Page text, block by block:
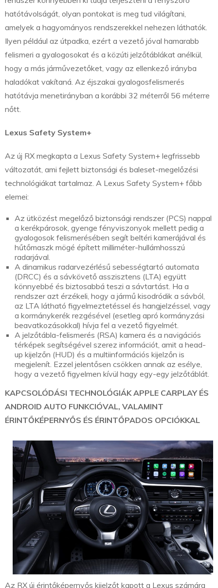
hatótávolságát, olyan pontokat is meg tud világítani,
amelyek a hagyományos rendszerekkel nehezen láthatók.
Ilyen például az útpadka, ezért a vezető jóval hamarabb
felismeri a gyalogosokat és a közúti jelzőtáblákat anélkül,
hogy a más járművezetőket, vagy az ellenkező irányba
haladókat vakítaná. Az éjszakai gyalogosfelismerés
hatótávja menetirányban a korábbi 32 méterről 56 méterre
nőtt.
Lexus Safety System+
Az új RX megkapta a Lexus Safety System+ legfrissebb
változatát, ami fejlett biztonsági és baleset-megelőzési
technológiákat tartalmaz. A Lexus Safety System+ főbb
elemei:
Az ütközést megelőző biztonsági rendszer (PCS) nappal
a kerékpárosok, gyenge fényviszonyok mellett pedig a
gyalogosok felismerésében segít beltéri kamerájával és
hűtőmaszk mögé épített milliméter-hullámhosszú
radarjával.
A dinamikus radarvezérlésű sebességtartó automata
(DRCC) és a sávkövető asszisztens (LTA) együtt
könnyebbé és biztosabbá teszi a sávtartást. Ha a
rendszer azt érzékeli, hogy a jármű kisodródik a sávból,
az LTA látható figyelmeztetéssel és hangjelzéssel, vagy
a kormánykerék rezgésével (esetleg apró kormányzási
beavatkozásokkal) hívja fel a vezető figyelmét.
A jelzőtábla-felismerés (RSA) kamera és a navigációs
térképek segítségével szerez információt, amit a head-
up kijelzőn (HUD) és a multiinformációs kijelzőn is
megjelenít. Ezzel jelentősen csökken annak az esélye,
hogy a vezető figyelmen kívül hagy egy-egy jelzőtáblát.
KAPCSOLÓDÁSI TECHNOLÓGIÁK APPLE CARPLAY ÉS
ANDROID AUTO FUNKCIÓVAL, VALAMINT
ÉRINTŐKÉPERNYŐS ÉS ÉRINTŐPADOS OPCIÓKKAL
Az RX új érintőképernyős kijelzőt kapott a Lexus számára